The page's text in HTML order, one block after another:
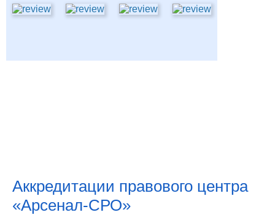
Аккредитации правового центра
«Арсенал-СРО»